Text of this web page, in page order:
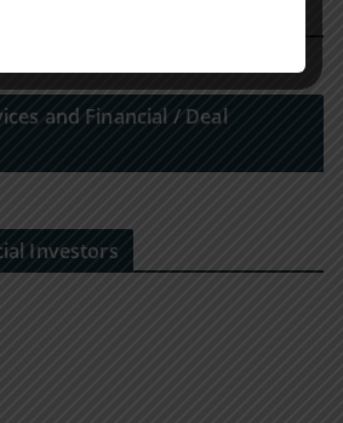
and Financial / Deal
Investors